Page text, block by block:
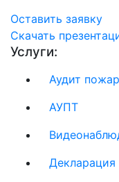
Оставить заявку
Скачать
Услуги:
Аудит
АУПТ
Декларация